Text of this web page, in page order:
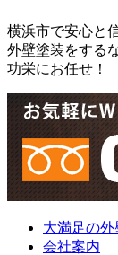
横浜市で安心と
外壁塗装をする
功栄にお任せ！
大満足の
会社案内